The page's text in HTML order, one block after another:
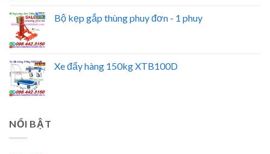
Bộ kẹp gắp thùng phuy đơn - 1 phuy
Xe đẩy hàng 150kg XTB100D
NỔI BẬT